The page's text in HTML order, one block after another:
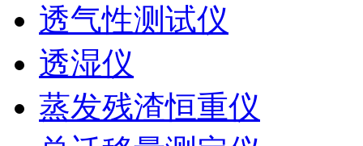
透气性测试仪
透湿仪
蒸发残渣恒重仪